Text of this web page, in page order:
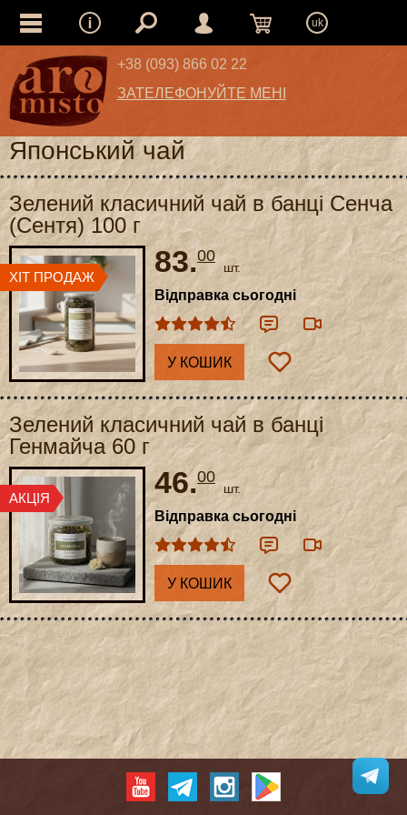
uk
+38 (093) 866 02 22
ЗАТЕЛЕФОНУЙТЕ МЕНІ
Японський чай
Зелений класичний чай в банці Сенча
(Сентя) 100 г
83.00
шт.
Відправка сьогодні
У КОШИК
Зелений класичний чай в банці
Генмайча 60 г
46.00
шт.
Відправка сьогодні
У КОШИК